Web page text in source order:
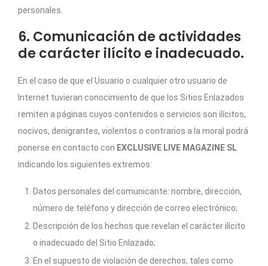
personales.
6. Comunicación de actividades
de carácter ilícito e inadecuado.
En el caso de que el Usuario o cualquier otro usuario de
Internet tuvieran conocimiento de que los Sitios Enlazados
remiten a páginas cuyos contenidos o servicios son ilícitos,
nocivos, denigrantes, violentos o contrarios a la moral podrá
ponerse en contacto con EXCLUSIVE LIVE MAGAZINE SL
indicando los siguientes extremos:
Datos personales del comunicante: nombre, dirección,
número de teléfono y dirección de correo electrónico;
Descripción de los hechos que revelan el carácter ilícito
o inadecuado del Sitio Enlazado;
En el supuesto de violación de derechos, tales como